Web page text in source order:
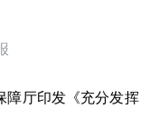
障厅印发《充分发挥